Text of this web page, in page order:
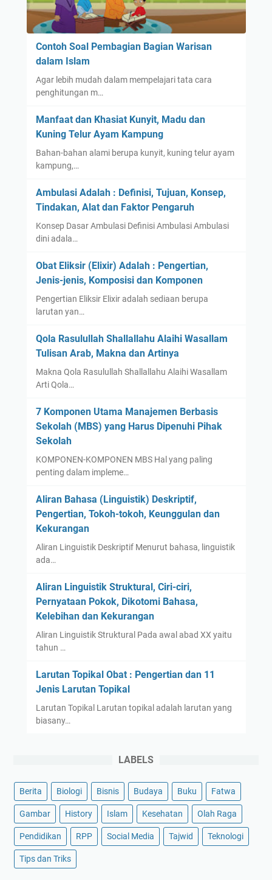
Contoh Soal Pembagian Bagian Warisan
dalam Islam
Agar lebih mudah dalam mempelajari tata cara
penghitungan m…
Manfaat dan Khasiat Kunyit, Madu dan
Kuning Telur Ayam Kampung
Bahan-bahan alami berupa kunyit, kuning telur ayam
kampung,…
Ambulasi Adalah : Definisi, Tujuan, Konsep,
Tindakan, Alat dan Faktor Pengaruh
Konsep Dasar Ambulasi Definisi Ambulasi Ambulasi
dini adala…
Obat Eliksir (Elixir) Adalah : Pengertian,
Jenis-jenis, Komposisi dan Komponen
Pengertian Eliksir Elixir adalah sediaan berupa
larutan yan…
Qola Rasulullah Shallallahu Alaihi Wasallam
Tulisan Arab, Makna dan Artinya
Makna Qola Rasulullah Shallallahu Alaihi Wasallam
Arti Qola…
7 Komponen Utama Manajemen Berbasis
Sekolah (MBS) yang Harus Dipenuhi Pihak
Sekolah
KOMPONEN-KOMPONEN MBS Hal yang paling
penting dalam impleme…
Aliran Bahasa (Linguistik) Deskriptif,
Pengertian, Tokoh-tokoh, Keunggulan dan
Kekurangan
Aliran Linguistik Deskriptif Menurut bahasa, linguistik
ada…
Aliran Linguistik Struktural, Ciri-ciri,
Pernyataan Pokok, Dikotomi Bahasa,
Kelebihan dan Kekurangan
Aliran Linguistik Struktural Pada awal abad XX yaitu
tahun …
Larutan Topikal Obat : Pengertian dan 11
Jenis Larutan Topikal
Larutan Topikal Larutan topikal adalah larutan yang
biasany…
LABELS
Berita Biologi Bisnis Budaya Buku Fatwa
Gambar History Islam Kesehatan Olah Raga
Pendidikan RPP Social Media Tajwid Teknologi
Tips dan Triks